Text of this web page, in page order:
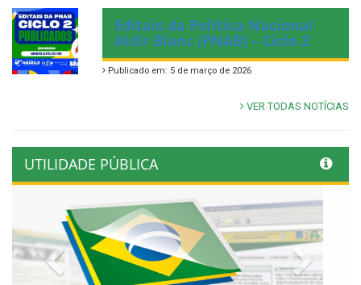
Editais da Política Nacional
Aldir Blanc (PNAB) – Ciclo 2
Publicado em: 5 de março de 2026
VER TODAS NOTÍCIAS
UTILIDADE PÚBLICA
Previous